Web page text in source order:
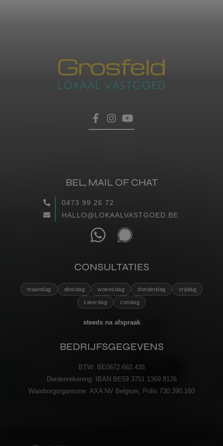
BEL, MAIL OF CHAT
0473 99 26 72
HALLO@LOKAALVASTGOED.BE
CONSULTATIES
maandag dinsdag woensdag donderdag vrijdag
zaterdag zondag
steeds na afspraak
BEDRIJFSGEGEVENS
BTW: BE0672.662.435
Derdenrekening:
IBAN BE59 3751 1369 8126
Waarborgorganisme: AXA NV Belgium, Polis 730.390.160